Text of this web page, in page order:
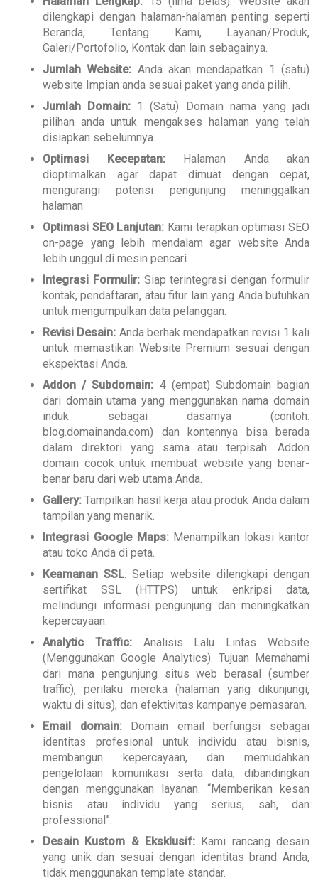
dilengkapi dengan halaman-halaman penting seperti
Beranda, Tentang Kami, Layanan/Produk,
Galeri/Portofolio, Kontak dan lain sebagainya.
Jumlah Website: Anda akan mendapatkan 1 (satu)
website Impian anda sesuai paket yang anda pilih.
Jumlah Domain: 1 (Satu) Domain nama yang jadi
pilihan anda untuk mengakses halaman yang telah
disiapkan sebelumnya.
Optimasi Kecepatan:Halaman Anda akan
dioptimalkan agar dapat dimuat dengan cepat,
mengurangi potensi pengunjung meninggalkan
halaman.
Optimasi SEO Lanjutan: Kami terapkan optimasi SEO
on-page yang lebih mendalam agar website Anda
lebih unggul di mesin pencari.
Integrasi Formulir:Siap terintegrasi dengan formulir
kontak, pendaftaran, atau fitur lain yang Anda butuhkan
untuk mengumpulkan data pelanggan.
Revisi Desain: Anda berhak mendapatkan revisi 1 kali
untuk memastikan Website Premium sesuai dengan
ekspektasi Anda.
Addon / Subdomain: 4 (empat) Subdomain bagian
dari domain utama yang menggunakan nama domain
induk sebagai dasarnya (contoh:
blog.domainanda.com) dan kontennya bisa berada
dalam direktori yang sama atau terpisah. Addon
domain cocok untuk membuat website yang benar-
benar baru dari web utama Anda.
Gallery: Tampilkan hasil kerja atau produk Anda dalam
tampilan yang menarik.
Integrasi Google Maps:Menampilkan lokasi kantor
atau toko Anda di peta.
Keamanan SSL: Setiap website dilengkapi dengan
sertifikat SSL (HTTPS) untuk enkripsi data,
melindungi informasi pengunjung dan meningkatkan
kepercayaan.
Analytic Traffic:Analisis Lalu Lintas Website
(Menggunakan Google Analytics). Tujuan Memahami
dari mana pengunjung situs web berasal (sumber
traffic), perilaku mereka (halaman yang dikunjungi,
waktu di situs), dan efektivitas kampanye pemasaran.
Email domain:Domain email berfungsi sebagai
identitas profesional untuk individu atau bisnis,
membangun kepercayaan, dan memudahkan
pengelolaan komunikasi serta data, dibandingkan
dengan menggunakan layanan. “Memberikan kesan
bisnis atau individu yang serius, sah, dan
professional”.
Desain Kustom & Eksklusif: Kami rancang desain
yang unik dan sesuai dengan identitas brand Anda,
tidak menggunakan template standar.